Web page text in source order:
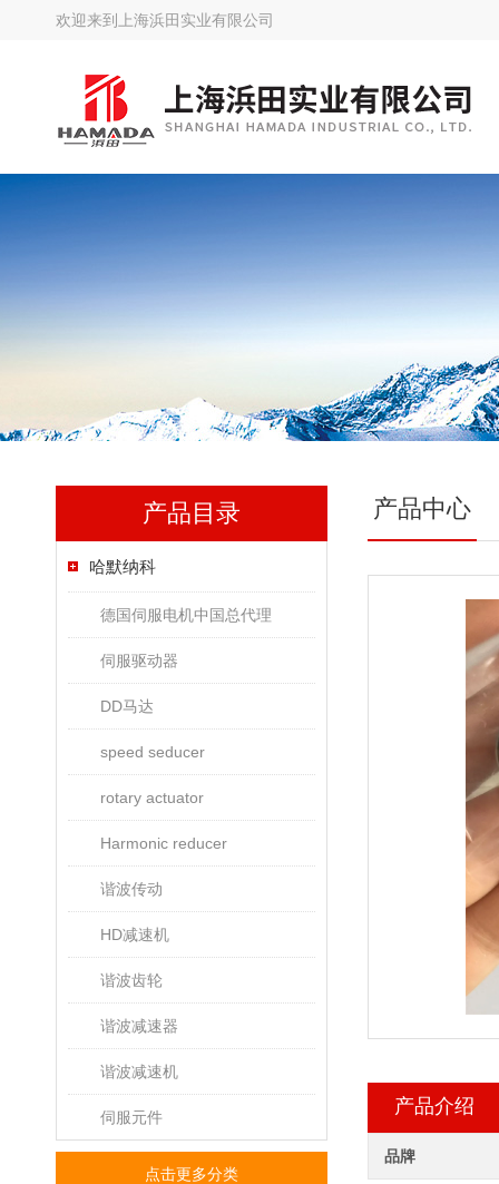
欢迎来到 上海浜田实业有限公司
产品目录
哈默纳科
德国伺服电机中国总代理
伺服驱动器
DD马达
speed seducer
rotary actuator
Harmonic reducer
谐波传动
HD减速机
谐波齿轮
谐波减速器
谐波减速机
伺服元件
点击更多分类
产品中心
产品介绍
品牌